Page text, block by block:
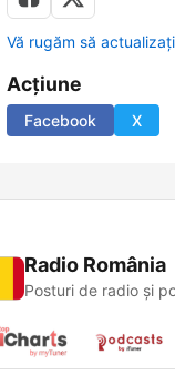
Vă rugăm să
Acțiune
Facebook X
Radio România
Posturi de radio și